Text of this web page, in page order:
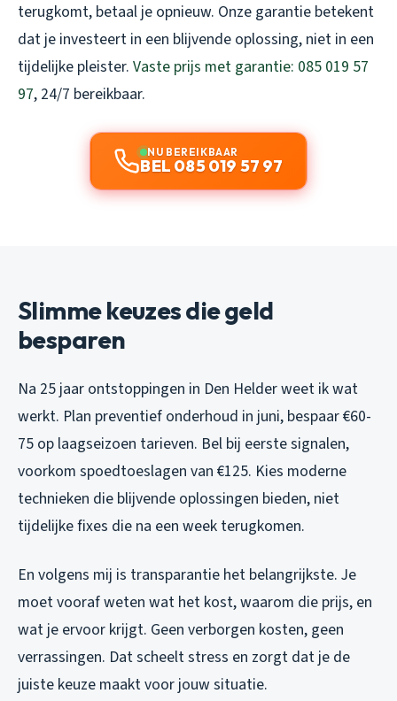
terugkomt, betaal je opnieuw. Onze garantie betekent
dat je investeert in een blijvende oplossing, niet in een
tijdelijke pleister. Vaste prijs met garantie: 085 019 57
97, 24/7 bereikbaar.
NU BEREIKBAAR
BEL 085 019 57 97
Slimme keuzes die geld
besparen
Na 25 jaar ontstoppingen in Den Helder weet ik wat
werkt. Plan preventief onderhoud in juni, bespaar €60-
75 op laagseizoen tarieven. Bel bij eerste signalen,
voorkom spoedtoeslagen van €125. Kies moderne
technieken die blijvende oplossingen bieden, niet
tijdelijke fixes die na een week terugkomen.
En volgens mij is transparantie het belangrijkste. Je
moet vooraf weten wat het kost, waarom die prijs, en
wat je ervoor krijgt. Geen verborgen kosten, geen
verrassingen. Dat scheelt stress en zorgt dat je de
juiste keuze maakt voor jouw situatie.